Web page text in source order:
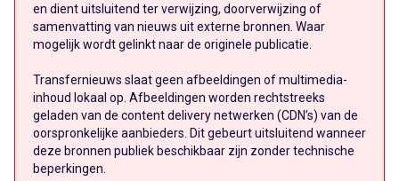
en dient uitsluitend ter verwijzing, doorverwijzing of
samenvatting van nieuws uit externe bronnen. Waar
mogelijk wordt gelinkt naar de originele publicatie.
Transfernieuws slaat geen afbeeldingen of multimedia-
inhoud lokaal op. Afbeeldingen worden rechtstreeks
geladen van de content delivery netwerken (CDN’s) van de
oorspronkelijke aanbieders. Dit gebeurt uitsluitend wanneer
deze bronnen publiek beschikbaar zijn zonder technische
beperkingen.